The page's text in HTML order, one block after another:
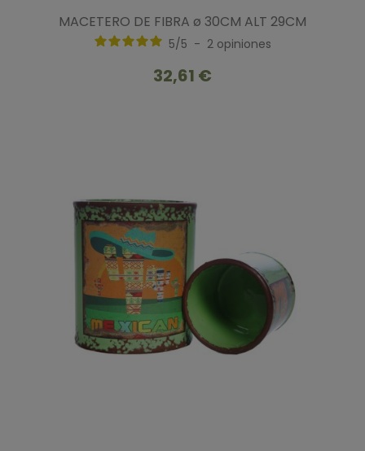
MACETERO DE FIBRA ø 30CM ALT 29CM
5/5 - 2 opiniones
32,61 €